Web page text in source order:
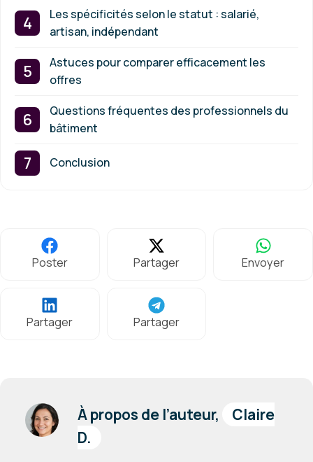
Les spécificités selon le statut : salarié,
artisan, indépendant
Astuces pour comparer efficacement les
offres
Questions fréquentes des professionnels du
bâtiment
Conclusion
Poster Partager Envoyer
Partager Partager
À propos de l’auteur,
Claire
D.